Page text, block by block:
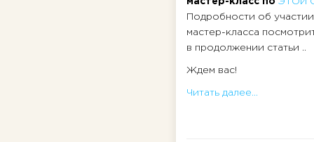
Подробности об
мастер-класса
в продолжении статьи ..
Ждем вас!
Читать далее...